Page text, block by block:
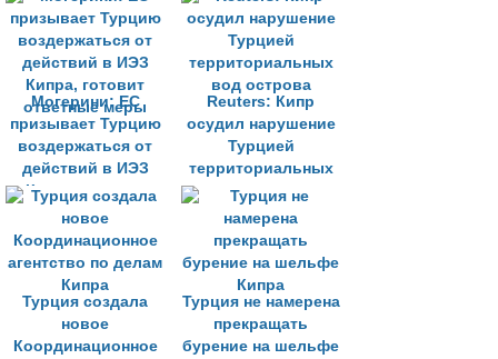
Кипра, планируя
начать бурение на
этой неделе
к решению
проблемы в
регионе
Могерини: ЕС
призывает Турцию
воздержаться от
действий в ИЭЗ
Кипра, готовит
ответные меры
Reuters: Кипр
осудил нарушение
Турцией
территориальных
вод острова
Турция создала
новое
Координационное
Турция не намерена
прекращать
бурение на шельфе